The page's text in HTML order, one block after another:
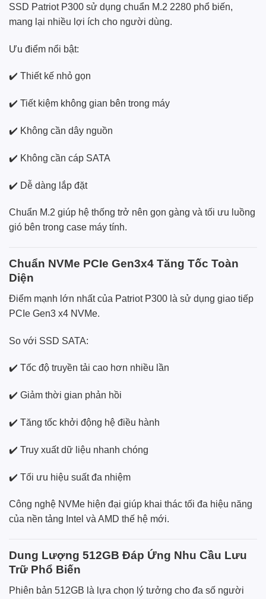
SSD Patriot P300 sử dụng chuẩn M.2 2280 phổ biến,
mang lại nhiều lợi ích cho người dùng.
Ưu điểm nổi bật:
✔️ Thiết kế nhỏ gọn
✔️ Tiết kiệm không gian bên trong máy
✔️ Không cần dây nguồn
✔️ Không cần cáp SATA
✔️ Dễ dàng lắp đặt
Chuẩn M.2 giúp hệ thống trở nên gọn gàng và tối ưu luồng
gió bên trong case máy tính.
Chuẩn NVMe PCIe Gen3x4 Tăng Tốc Toàn
Diện
Điểm mạnh lớn nhất của Patriot P300 là sử dụng giao tiếp
PCIe Gen3 x4 NVMe.
So với SSD SATA:
✔️ Tốc độ truyền tải cao hơn nhiều lần
✔️ Giảm thời gian phản hồi
✔️ Tăng tốc khởi động hệ điều hành
✔️ Truy xuất dữ liệu nhanh chóng
✔️ Tối ưu hiệu suất đa nhiệm
Công nghệ NVMe hiện đại giúp khai thác tối đa hiệu năng
của nền tảng Intel và AMD thế hệ mới.
Dung Lượng 512GB Đáp Ứng Nhu Cầu Lưu
Trữ Phổ Biến
Phiên bản 512GB là lựa chọn lý tưởng cho đa số người